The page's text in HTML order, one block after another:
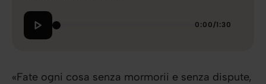
0:00/1:30
«Fate ogni cosa senza mormorii e senza dispute,